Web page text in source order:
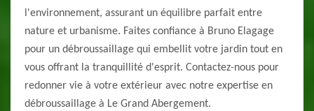
l'environnement, assurant un équilibre parfait entre
nature et urbanisme. Faites confiance à Bruno Elagage
pour un débroussaillage qui embellit votre jardin tout en
vous offrant la tranquillité d'esprit. Contactez-nous pour
redonner vie à votre extérieur avec notre expertise en
débroussaillage à Le Grand Abergement.